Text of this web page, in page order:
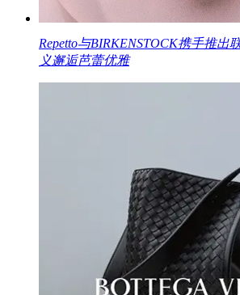
Repetto与BIRKENSTOCK携手推出
义邂逅芭蕾优雅